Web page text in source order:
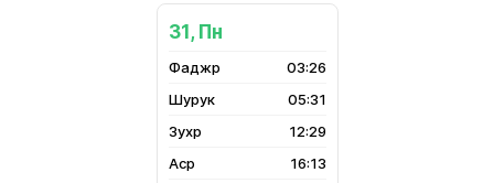
31, Пн
03:26
05:31
12:29
16:13